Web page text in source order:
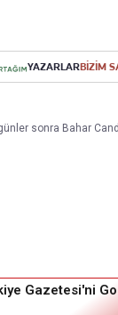
YAZARLARBİZİM
sonra Bahar
Gazetesi'ni